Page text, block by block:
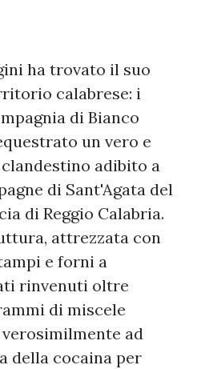
ha trovato il suo
calabrese: i
di Bianco
un vero e
adibito a
di Sant'Agata del
di Reggio Calabria.
attrezzata con
e forni a
rinvenuti oltre
di miscele
ad
della cocaina per